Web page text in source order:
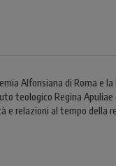
Alfonsiana di Roma e
teologico Regina
e relazioni al tempo della